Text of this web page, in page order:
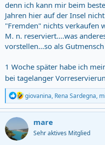
interpretiere es so als wolle
Das fand ich sehr schade, so
Erdbeeren gekauft.
Kann uns jemand
passiert? Können wir
denn ich kann mir beim
Jahren hier auf der Insel
"Fremden" nichts verkaufen
M. n. reserviert....was
vorstellen...so als
1 Woche später habe ich
bei tagelanger
R
e
a
i
giovanina, Rena Sardegna,
mare
Sehr aktives Mitglied